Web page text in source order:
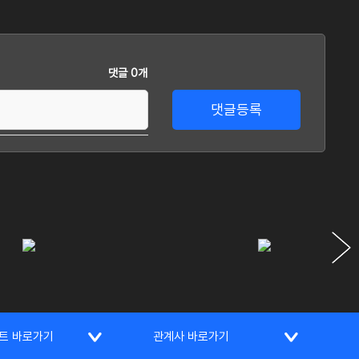
댓글 0개
댓글등록
바로가기 관계사 바로가기